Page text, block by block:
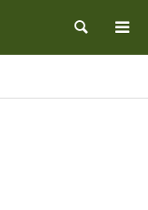
検索